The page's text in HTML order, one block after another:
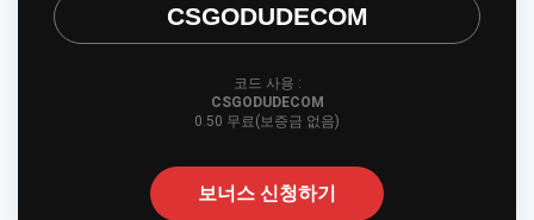
CSGODUDECOM
코드 사용 :
CSGODUDECOM
0.50 무료(보증금 없음)
보너스 신청하기